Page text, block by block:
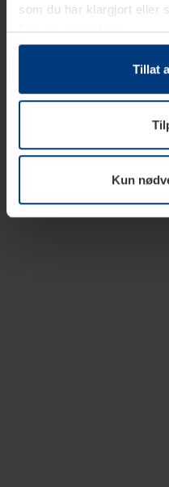
som du har klargjort eller
bruk av tjenestene.
Etter loven kan vi lagre
datamaskin, hvis disse er
trenger vi din tillatelse.
tilbakekalle ditt samtykke
informasjonskapselen på
Tillat
Kun